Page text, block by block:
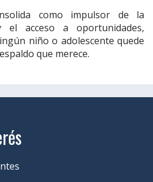
como impulsor de la
el acceso a oportunidades,
niño o adolescente quede
que merece.